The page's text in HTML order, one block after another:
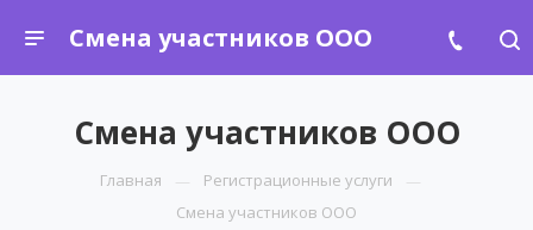
Смена участников ООО
Смена участников ООО
Главная
Регистрационные услуги
Смена участников ООО